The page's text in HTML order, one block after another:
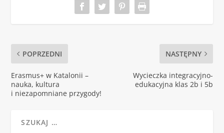
POPRZEDNI
Erasmus+ w Katalonii –
nauka, kultura
i niezapomniane przygody!
NASTĘPNY
Wycieczka integracyjno-
edukacyjna klas 2b i 5b